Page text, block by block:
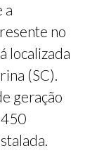
a
no
localizada
(SC).
geração